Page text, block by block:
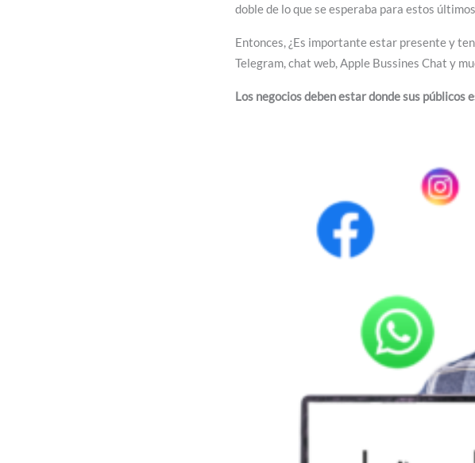
doble de lo que se esperaba para estos
Entonces, ¿Es importante estar presente y
Telegram, chat web, Apple Bussines Chat y
Los negocios deben estar donde sus públicos